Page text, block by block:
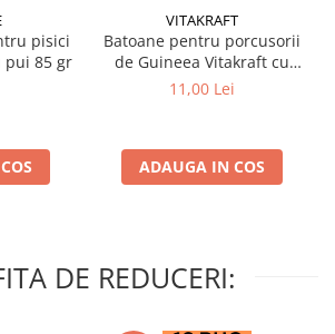
pisici
pui 85 gr
VITAKRAFT
Batoane pentru porcusorii
de Guineea Vitakraft cu
struguri & nuci 2 buc
11,00 Lei
ADAUGA IN COS
DE REDUCERI: